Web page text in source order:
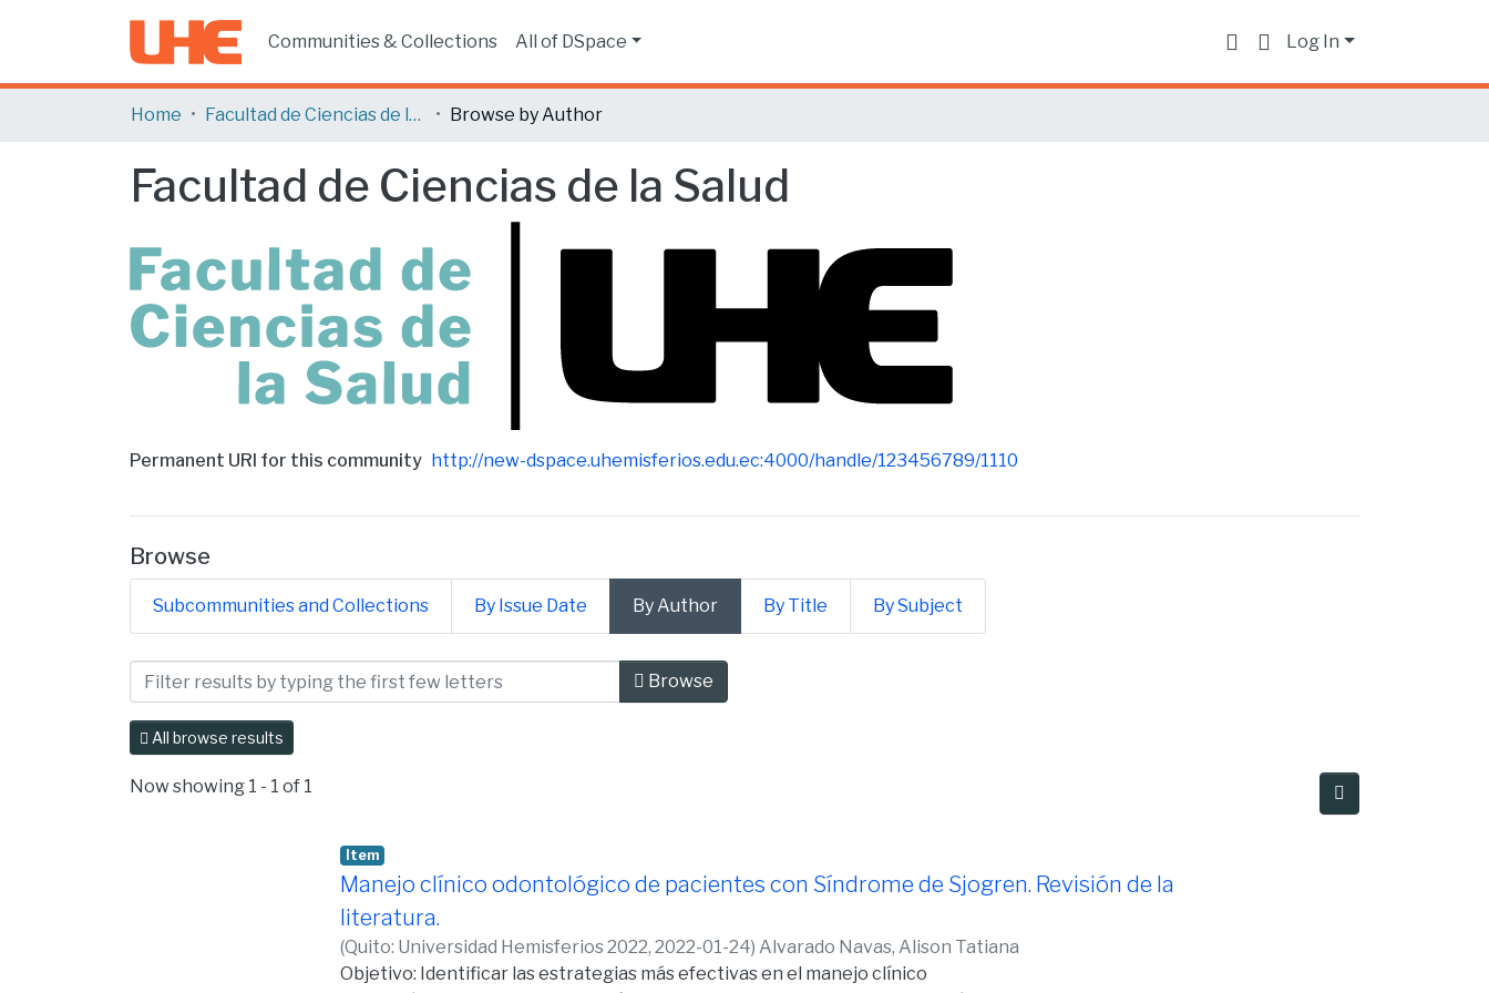
Communities & Collections All of DSpace Log In
Home Facultad de Ciencias de la Salud Browse by Author
Facultad de Ciencias de la Salud
Permanent URI for this community http://new-dspace.uhemisferios.edu.ec:4000/handle/123456789/1110
Browse
Subcommunities and Collections By Issue Date By Author By Title By Subject
Browsing Facultad de Ciencias de la Salud by Author "Alvarado Navas, Alison Tatiana"
Browse
All browse results
Now showing 1 - 1 of 1
Item
Manejo clínico odontológico de pacientes con Síndrome de Sjogren. Revisión de la
literatura.
(Quito: Universidad Hemisferios 2022, 2022-01-24) Alvarado Navas, Alison Tatiana
Objetivo: Identificar las estrategias más efectivas en el manejo clínico